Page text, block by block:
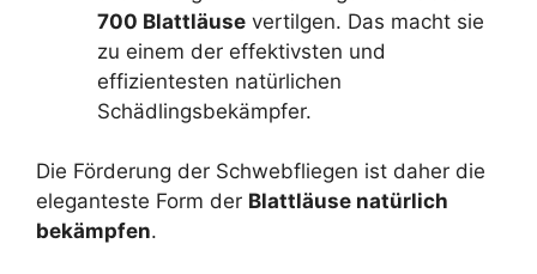
700 Blattläuse vertilgen. Das macht sie
zu einem der effektivsten und
effizientesten natürlichen
Schädlingsbekämpfer.
Die Förderung der Schwebfliegen ist daher die
eleganteste Form der Blattläuse natürlich
bekämpfen.